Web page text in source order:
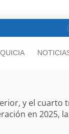
y el cuarto
en 2025,